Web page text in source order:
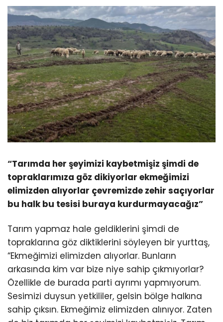
“Tarımda her şeyimizi kaybetmişiz şimdi de
topraklarımıza göz dikiyorlar ekmeğimizi
elimizden alıyorlar çevremizde zehir saçıyorlar
bu halk bu tesisi buraya kurdurmayacağız”
Tarım yapmaz hale geldiklerini şimdi de
topraklarına göz diktiklerini söyleyen bir yurttaş,
“Ekmeğimizi elimizden alıyorlar. Bunların
arkasında kim var bize niye sahip çıkmıyorlar?
Özellikle de burada parti ayrımı yapmıyorum.
Sesimizi duysun yetkililer, gelsin bölge halkına
sahip çıksın. Ekmeğimiz elimizden alınıyor. Zaten